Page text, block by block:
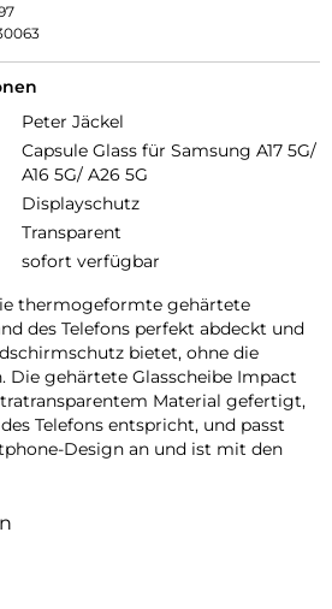
Peter Jäckel
Capsule Glass für Samsung A17 5G/
A16 5G/ A26 5G
Displayschutz
Transparent
sofort verfügbar
thermogeformte gehärtete
des Telefons perfekt abdeckt und
bietet, ohne die
Die gehärtete Glasscheibe Impact
Material gefertigt,
Telefons entspricht, und passt
Design an und ist mit den